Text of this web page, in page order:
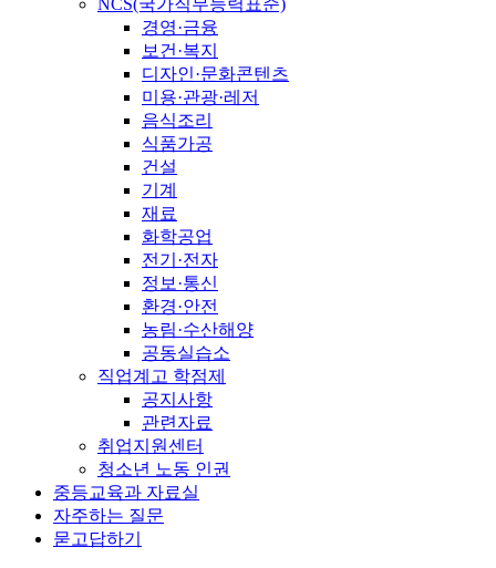
NCS(국가직무능력표준)
경영·금융
보건·복지
디자인·문화콘텐츠
미용·관광·레저
음식조리
식품가공
건설
기계
재료
화학공업
전기·전자
정보·통신
환경·안전
농림·수산해양
공동실습소
직업계고 학점제
공지사항
관련자료
취업지원센터
청소년 노동 인권
중등교육과 자료실
자주하는 질문
묻고답하기